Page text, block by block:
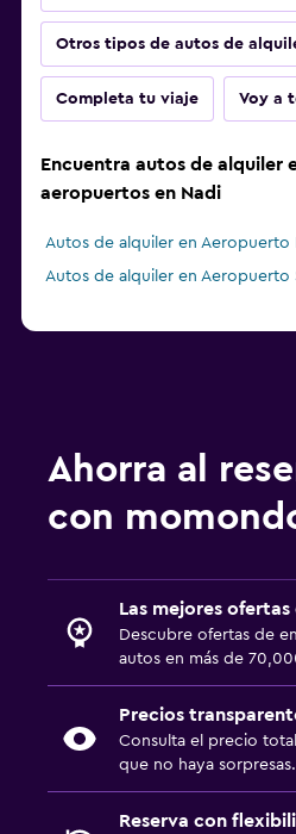
Otros tipos de autos de
Completa tu viaje Voy a
Encuentra autos de alquiler
aeropuertos en Nadi
Autos de alquiler en Aeropuerto
Autos de alquiler en Aeropuerto
Ahorra al
con
Las mejores
Descubre ofertas de
autos en más de
Precios
Consulta el precio
que no haya sorpresas.
Reserva con